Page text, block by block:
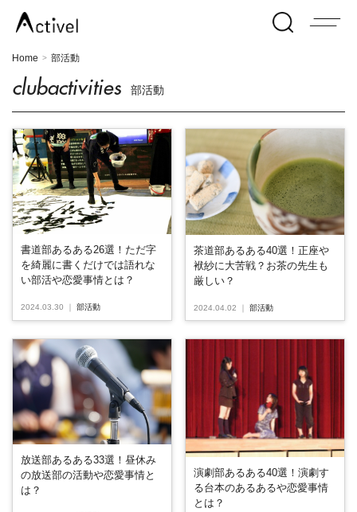
Home > 部活動
clubactivities 部活動
書道部あるある26選！ただ字
を綺麗に書くだけでは語れな
い部活や恋愛事情とは？
2024.03.30 部活動
茶道部あるある40選！正座や
袱紗に大苦戦？お茶の先生も
厳しい？
2024.04.02 部活動
放送部あるある33選！昼休み
の放送部の活動や恋愛事情と
は？
演劇部あるある40選！演劇す
る台本のあるあるや恋愛事情
とは？